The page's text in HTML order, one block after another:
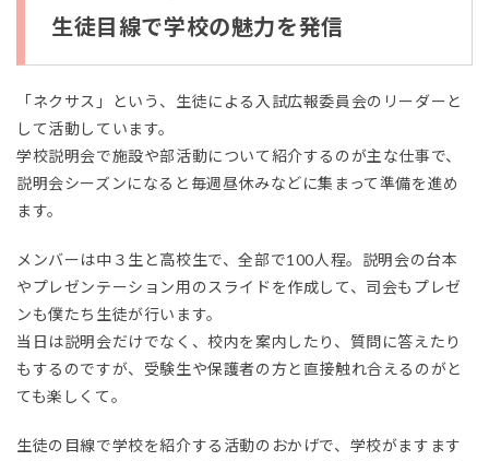
生徒目線で学校の魅力を発信
「ネクサス」という、生徒による入試広報委員会のリーダーと
して活動しています。
学校説明会で施設や部活動について紹介するのが主な仕事で、
説明会シーズンになると毎週昼休みなどに集まって準備を進め
ます。
メンバーは中３生と高校生で、全部で100人程。説明会の台本
やプレゼンテーション用のスライドを作成して、司会もプレゼ
ンも僕たち生徒が行います。
当日は説明会だけでなく、校内を案内したり、質問に答えたり
もするのですが、受験生や保護者の方と直接触れ合えるのがと
ても楽しくて。
生徒の目線で学校を紹介する活動のおかげで、学校がますます